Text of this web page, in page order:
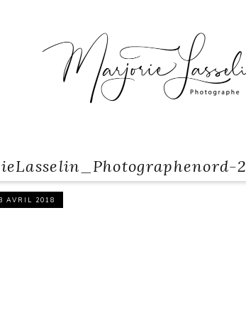
2
AVRIL 2018